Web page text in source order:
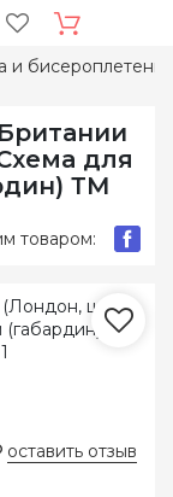
и
для
ТМ
товаром:
оставить отзыв